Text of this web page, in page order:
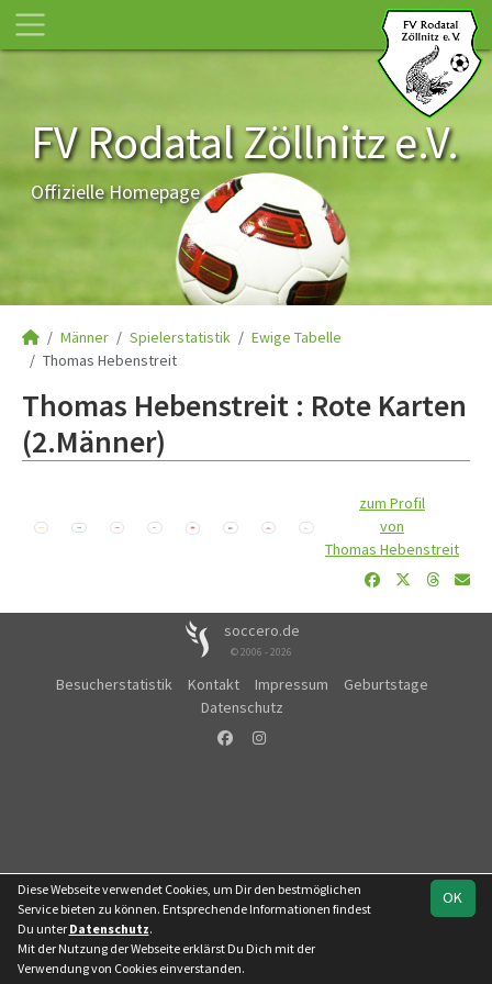
FV Rodatal Zöllnitz e.V.
Offizielle Homepage
Männer Spielerstatistik
Ewige Tabelle
Thomas Hebenstreit
Thomas Hebenstreit : Rote Karten
(2.Männer)
zum Profil
von
Thomas Hebenstreit
soccero.de
© 2006 - 2026
Besucherstatistik Kontakt Impressum
Geburtstage
Datenschutz
OK
Diese Webseite verwendet Cookies, um Dir den bestmöglichen
Service bieten zu können. Entsprechende Informationen findest
Du unter Datenschutz.
Mit der Nutzung der Webseite erklärst Du Dich mit der
Verwendung von Cookies einverstanden.